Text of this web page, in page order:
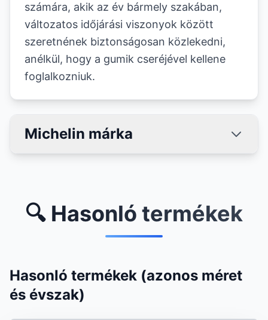
számára, akik az év bármely szakában,
változatos időjárási viszonyok között
szeretnének biztonságosan közlekedni,
anélkül, hogy a gumik cseréjével kellene
foglalkozniuk.
Michelin márka
🔍 Hasonló termékek
Hasonló termékek (azonos méret
és évszak)